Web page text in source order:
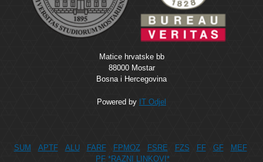
Matice hrvatske bb
88000 Mostar
Bosna i Hercegovina
Powered by IT Odjel
SUM APTF ALU FARF FPMOZ FSRE FZS FF GF
MEF
PF *RAZNI LINKOVI*